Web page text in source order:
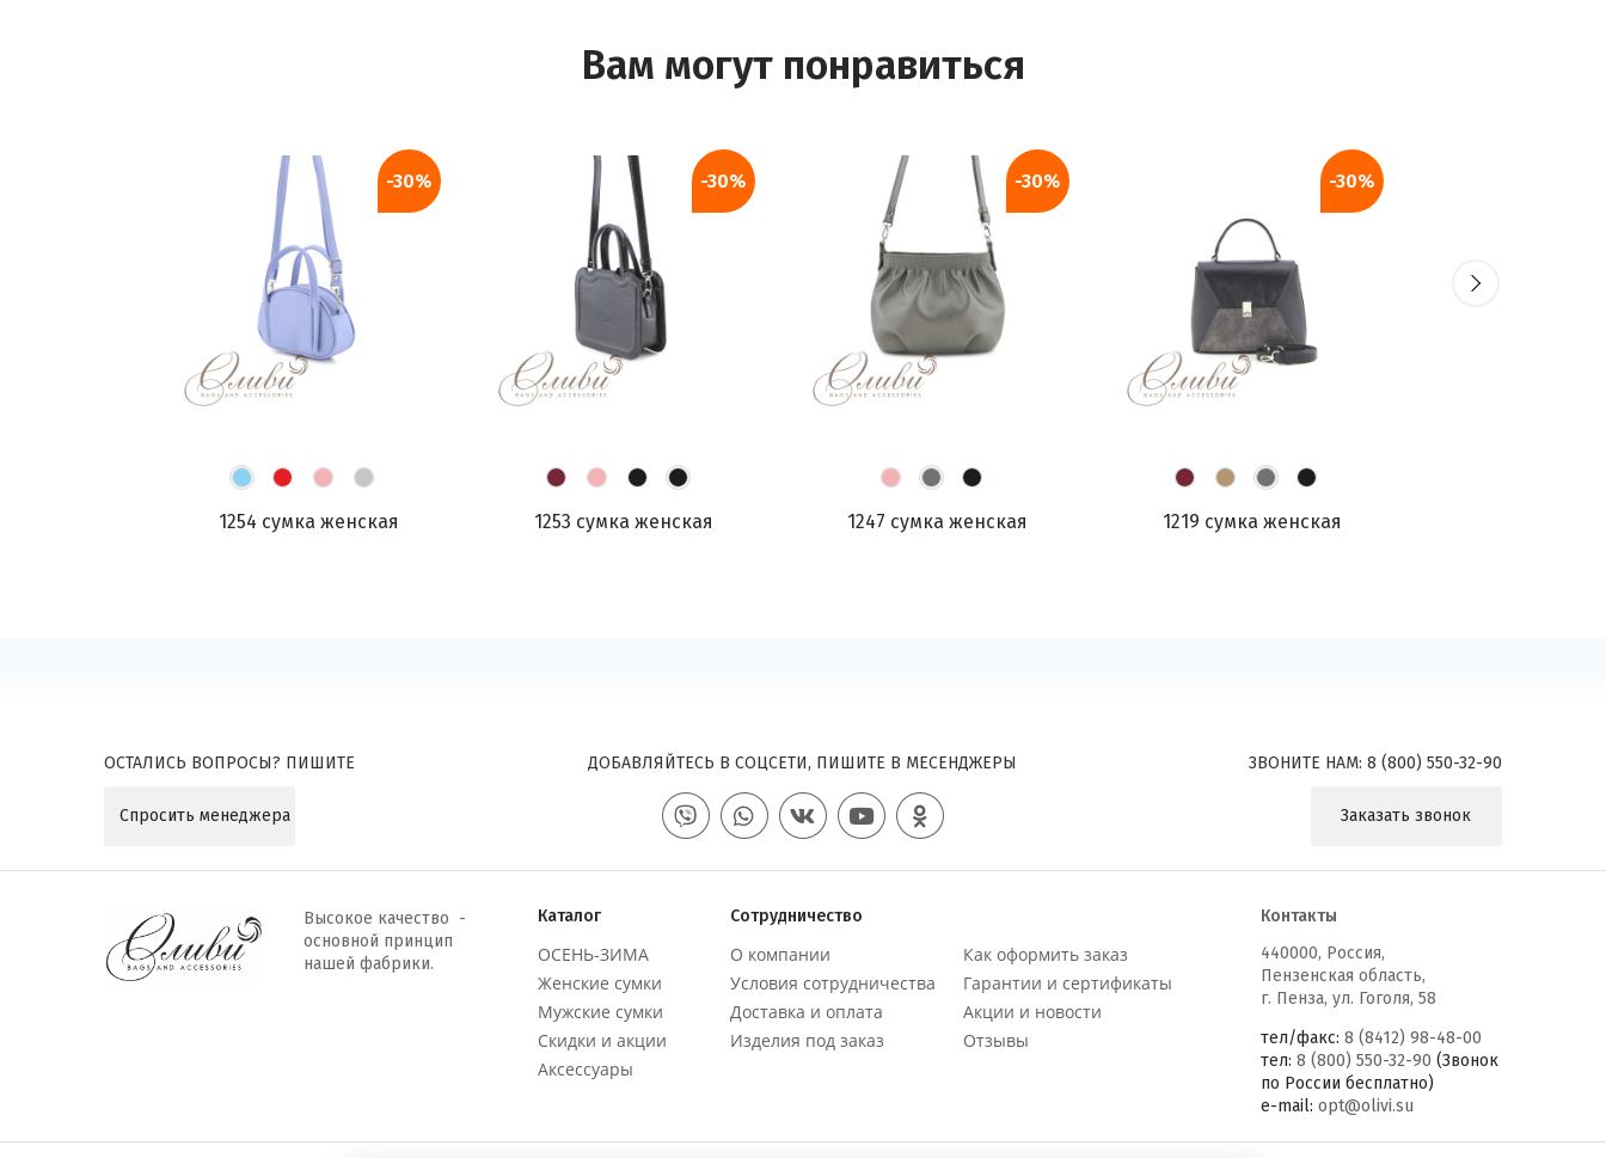
Вам могут понравиться
-30%
1254 сумка женская
-30%
1253 сумка женская
-30%
1247 сумка женская
-30%
1219 сумка женская
ОСТАЛИСЬ ВОПРОСЫ? ПИШИТЕ
Спросить менеджера
ДОБАВЛЯЙТЕСЬ В СОЦСЕТИ, ПИШИТЕ В МЕСЕНДЖЕРЫ ЗВОНИТЕ НАМ: 8 (800) 550-32-90
Заказать звонок
Высокое качество -
основной принцип
нашей фабрики.
Контакты
440000, Россия,
Пензенская область,
г. Пенза, ул. Гоголя, 58
тел/факс:8 (8412) 98-48-00
тел:8 (800) 550-32-90 (Звонок
по России бесплатно)
e-mail:opt@olivi.su
Каталог
ОСЕНЬ-ЗИМА
Женские сумки
Мужские сумки
Скидки и акции
Аксессуары
Сотрудничество
О компании
Как оформить заказ
Условия сотрудничества
Гарантии и сертификаты
Доставка и оплата
Акции и новости
Изделия под заказ
Отзывы